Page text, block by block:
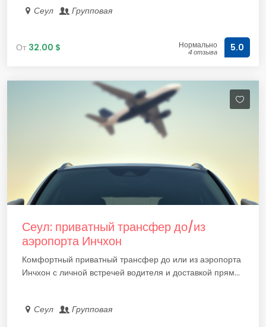
Сеул Групповая
От 32.00 $ Нормально
4 отзыва 5.0
Сеул: приватный трансфер до/из
аэропорта Инчхон
Комфортный приватный трансфер до или из аэропорта
Инчхон с личной встречей водителя и доставкой прям...
Сеул Групповая